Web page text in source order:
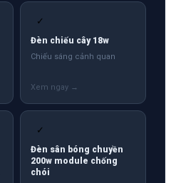
✓
Đèn chiếu cây 18w
Chiếu sáng cảnh quan
✓
Đèn sân bóng chuyền
200w module chống
chói